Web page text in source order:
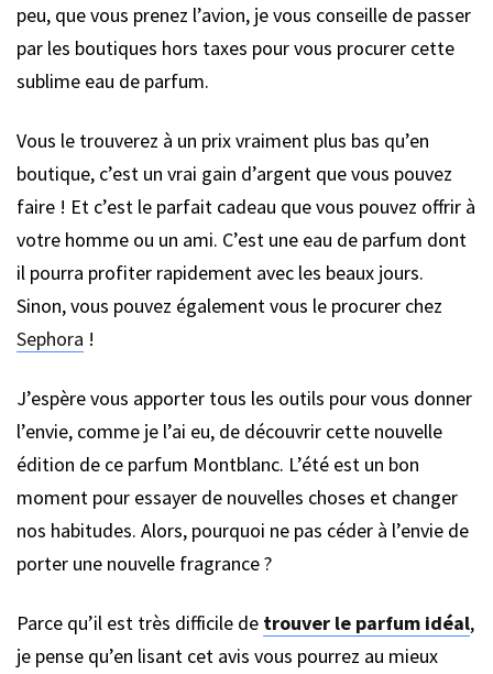
peu, que vous prenez l’avion, je vous conseille de passer
par les boutiques hors taxes pour vous procurer cette
sublime eau de parfum.
Vous le trouverez à un prix vraiment plus bas qu’en
boutique, c’est un vrai gain d’argent que vous pouvez
faire ! Et c’est le parfait cadeau que vous pouvez offrir à
votre homme ou un ami. C’est une eau de parfum dont
il pourra profiter rapidement avec les beaux jours.
Sinon, vous pouvez également vous le procurer chez
Sephora !
J’espère vous apporter tous les outils pour vous donner
l’envie, comme je l’ai eu, de découvrir cette nouvelle
édition de ce parfum Montblanc. L’été est un bon
moment pour essayer de nouvelles choses et changer
nos habitudes. Alors, pourquoi ne pas céder à l’envie de
porter une nouvelle fragrance ?
Parce qu’il est très difficile de trouver le parfum idéal,
je pense qu’en lisant cet avis vous pourrez au mieux